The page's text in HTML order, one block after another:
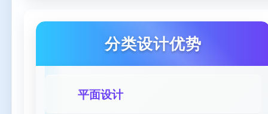
分类设计优势
平面设计